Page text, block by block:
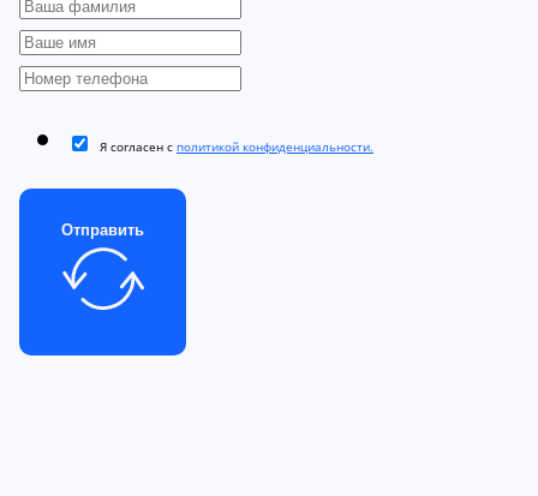
Я согласен с политикой конфиденциальности.
Отправить